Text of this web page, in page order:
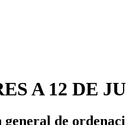
A 12 DE
de